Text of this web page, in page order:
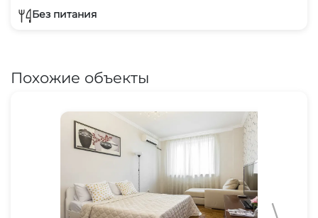
Без питания
Похожие объекты